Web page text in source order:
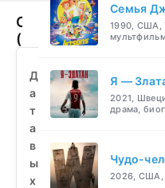
Сатисфакция
(2010)
бесплатно
Д
а
т
а
в
ы
х
Семья
1990, США,
Я —
2021,
драма,
Чудо-
2026, США,